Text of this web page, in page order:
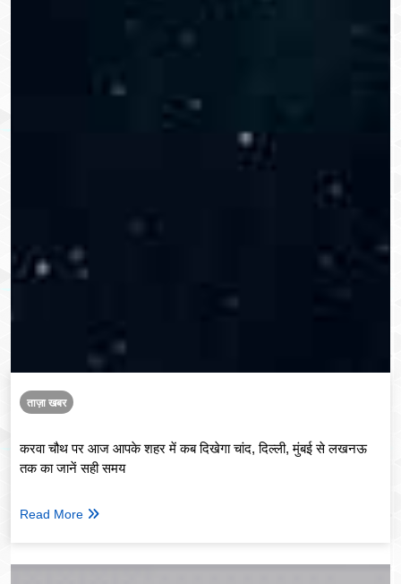
ताज़ा खबर
करवा चौथ पर आज आपके शहर में कब दिखेगा चांद, दिल्ली, मुंबई से लखनऊ
तक का जानें सही समय
Read More